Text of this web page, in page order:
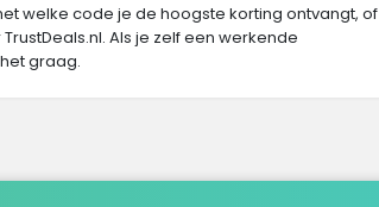
welke code je de hoogste korting ontvangt, of
Als je zelf een werkende
graag.